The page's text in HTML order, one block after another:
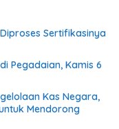
Sertifikasinya
Pegadaian, Kamis 6
Kas Negara,
Mendorong